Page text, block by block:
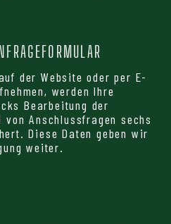
der Website oder per E-
werden Ihre
Bearbeitung der
Anschlussfragen sechs
Diese Daten geben wir
weiter.